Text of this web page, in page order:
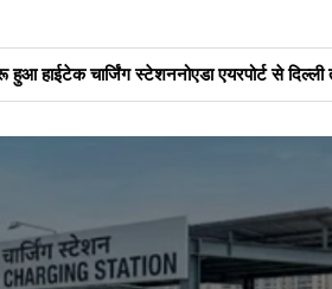
एक्सप्रेसवे, आसान होगा सफरनोएडा मेट्रो को मिली